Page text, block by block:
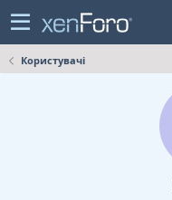
Користувачі